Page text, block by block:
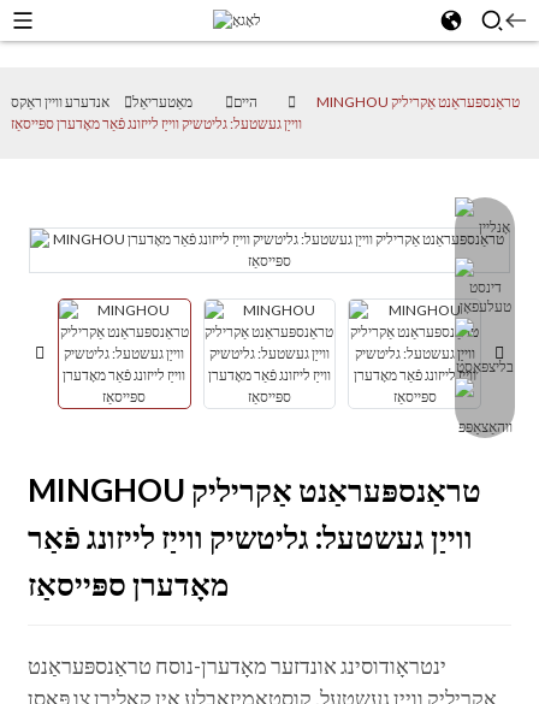
היים מאַטעריאַל אנדערע וויין ראַקס
MINGHOU טראַנספּעראַנט אַקריליק
ווייַן געשטעל: גליטשיק ווייַז לייזונג פֿאַר מאָדערן ספּייסאַז
MINGHOU טראַנספּעראַנט אַקריליק
ווייַן געשטעל: גליטשיק ווייַז לייזונג פֿאַר
מאָדערן ספּייסאַז
ינטראָודוסינג אונדזער מאָדערן-נוסח טראַנספּעראַנט
אַקריליק ווייַן געשטעל, קוסטאָמיזאַבלע אין קאָלירן צו פּאַסן